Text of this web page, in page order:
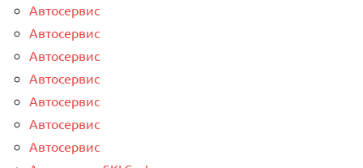
Автосервис
Автосервис
Автосервис
Автосервис
Автосервис
Автосервис
Автосервис